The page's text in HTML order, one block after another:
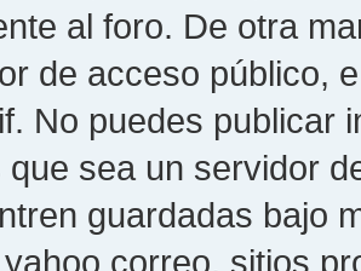
al foro. De otra
de acceso público,
No puedes publicar
que sea un servidor
guardadas bajo
correo, sitios